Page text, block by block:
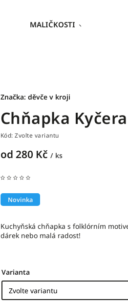
MALIČKOSTI
Chňapka Kyčera
Kód: Zvolte variantu
od 280 Kč / ks
Novinka
Kuchyňská chňapka s folklórním
dárek nebo malá radost!
Značka: děvče v kroji
Varianta